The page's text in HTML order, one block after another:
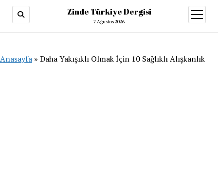
Zinde Türkiye Dergisi
7 Ağustos 2026
aç
Anasayfa » Daha Yakışıklı Olmak İçin 10 Sağlıklı Alışkanlık